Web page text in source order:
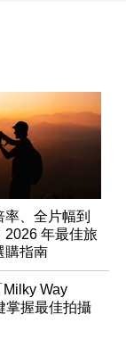
、全片幅到
2026 年最佳旅
購指南
Way
掌握最佳拍攝